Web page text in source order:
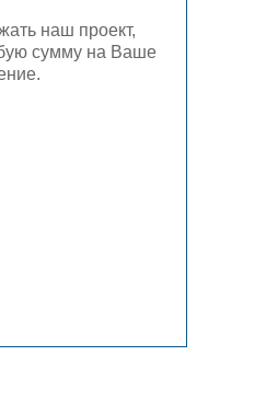
наш проект,
сумму на Ваше